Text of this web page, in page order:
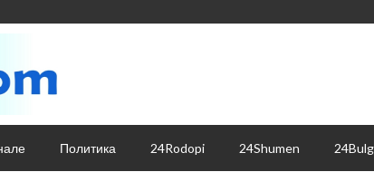
Политика 24Rodopi 24Shumen